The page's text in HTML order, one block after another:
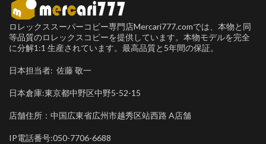
ロレックススーパーコピー専門店Mercari777.comでは、本物と同
等品質のロレックスコピーを提供しています。本物モデルを完全
に分解1:1 生産されています。最高品質と5年間の保証。
日本担当者: 佐藤 敬一
日本倉庫:東京都中野区中野5-52-15
店舗住所：中国広東省広州市越秀区站西路 A店舗
IP電話番号:050-7706-6688